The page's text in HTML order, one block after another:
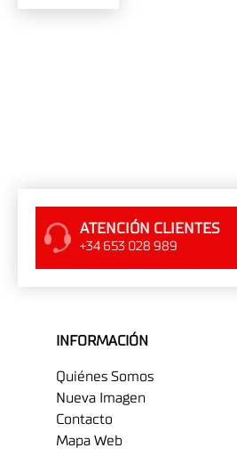
ATENCIÓN CLIENTES
+34 653 028 989
INFORMACIÓN
Quiénes Somos
Nueva Imagen
Contacto
Mapa Web